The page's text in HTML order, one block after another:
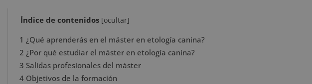
Índice de contenidos [ocultar]
1 ¿Qué aprenderás en el máster en etología canina?
2 ¿Por qué estudiar el máster en etología canina?
3 Salidas profesionales del máster
4 Objetivos de la formación